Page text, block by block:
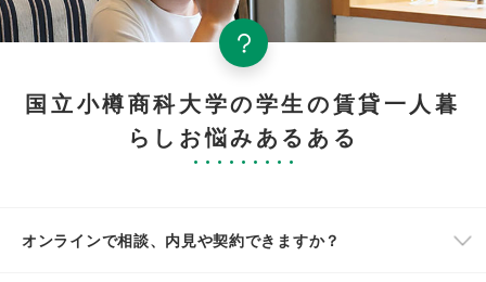
国立小樽商科大学の学生の賃貸一人暮
らしお悩みあるある
オンラインで相談、内見や契約できますか？